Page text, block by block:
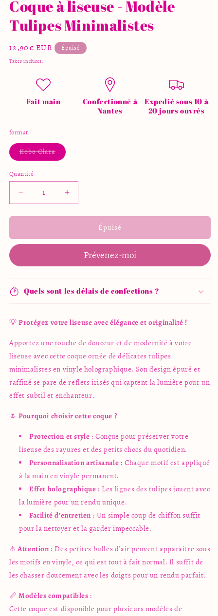
Coque à liseuse - Modèle
Tulipes Minimalistes
Prix
habituel
12,90€ EUR Épuisé
Taxes incluses.
Fait main
Confectionné à
Nantes
Expedié sous 10 à
20 jours ouvrés
format
Kobo ClaraVariante
épuisée
Quantité
Quantité
Réduire
la
quantité
Coque
-
Tulipes
Minimalistes
Augmenter
la
quantité
Coque
liseuse
-
Tulipes
Épuisé
Prévenez-moi
Quels sont les délais de confections ?
💡Protégez votre liseuse avec élégance et originalité !
Apportez une touche de douceur et de modernité à votre
liseuse avec cette coque ornée de délicates tulipes
minimalistes en vinyle holographique. Son design épuré et
raffiné se pare de reflets irisés qui captent la lumière pour un
effet subtil et enchanteur.
🌷Pourquoi choisir cette coque ?
Protection et style : Conçue pour préserver votre
liseuse des rayures et des petits chocs du quotidien.
Personnalisation artisanale : Chaque motif est appliqué
à la main en vinyle permanent.
Effet holographique : Les lignes des tulipes jouent avec
la lumière pour un rendu unique.
Facilité d’entretien : Un simple coup de chiffon suffit
pour la nettoyer et la garder impeccable.
⚠Attention : Des petites bulles d’air peuvent apparaître sous
les motifs en vinyle, ce qui est tout à fait normal. Il suffit de
les chasser doucement avec les doigts pour un rendu parfait.
📏Modèles compatibles :
Cette coque est disponible pour plusieurs modèles de